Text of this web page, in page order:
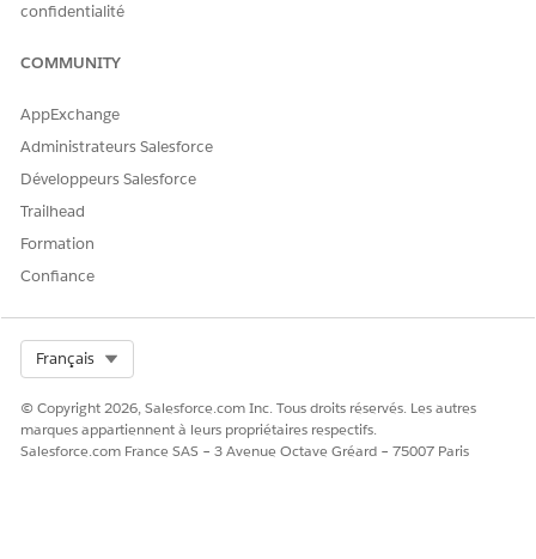
confidentialité
COMMUNITY
AppExchange
Administrateurs Salesforce
Développeurs Salesforce
Trailhead
Formation
Confiance
Français
© Copyright 2026, Salesforce.com Inc. Tous droits réservés. Les autres
marques appartiennent à leurs propriétaires respectifs.
Salesforce.com France SAS – 3 Avenue Octave Gréard – 75007 Paris